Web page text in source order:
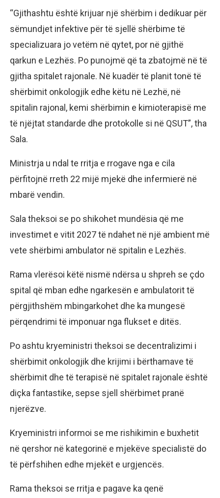
“Gjithashtu është krijuar një shërbim i dedikuar për
sëmundjet infektive për të sjellë shërbime të
specializuara jo vetëm në qytet, por në gjithë
qarkun e Lezhës. Po punojmë që ta zbatojmë në të
gjitha spitalet rajonale. Në kuadër të planit tonë të
shërbimit onkologjik edhe këtu në Lezhë, në
spitalin rajonal, kemi shërbimin e kimioterapisë me
të njëjtat standarde dhe protokolle si në QSUT”, tha
Sala.
Ministrja u ndal te rritja e rrogave nga e cila
përfitojnë rreth 22 mijë mjekë dhe infermierë në
mbarë vendin.
Sala theksoi se po shikohet mundësia që me
investimet e vitit 2027 të ndahet në një ambient më
vete shërbimi ambulator në spitalin e Lezhës.
Rama vlerësoi këtë nismë ndërsa u shpreh se çdo
spital që mban edhe ngarkesën e ambulatorit të
përgjithshëm mbingarkohet dhe ka mungesë
përqendrimi të imponuar nga flukset e ditës.
Po ashtu kryeministri theksoi se decentralizimi i
shërbimit onkologjik dhe krijimi i bërthamave të
shërbimit dhe të terapisë në spitalet rajonale është
diçka fantastike, sepse sjell shërbimet pranë
njerëzve.
Kryeministri informoi se me rishikimin e buxhetit
në qershor në kategorinë e mjekëve specialistë do
të përfshihen edhe mjekët e urgjencës.
Rama theksoi se rritja e pagave ka qenë